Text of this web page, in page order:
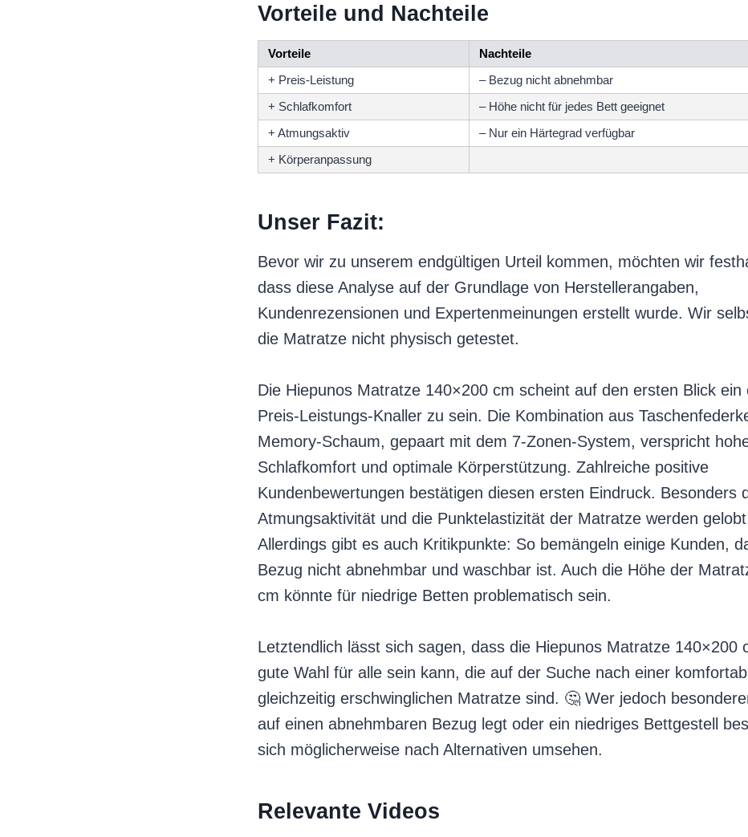
Vorteile und Nachteile
Vorteile
Nachteile
+ Preis-Leistung
– Bezug nicht abnehmbar
+ Schlafkomfort
– Höhe nicht für jedes Bett geeignet
+ Atmungsaktiv
– Nur ein Härtegrad verfügbar
+ Körperanpassung
Unser Fazit:
Bevor wir zu unserem endgültigen Urteil kommen, möchten wir
dass diese Analyse auf der Grundlage von Herstellerangaben,
Kundenrezensionen und Expertenmeinungen erstellt wurde. Wir
die Matratze nicht physisch getestet.
Die Hiepunos Matratze 140×200 cm scheint auf den ersten Blick ein
Preis-Leistungs-Knaller zu sein. Die Kombination aus
Memory-Schaum, gepaart mit dem 7-Zonen-System, verspricht
Schlafkomfort und optimale Körperstützung. Zahlreiche positive
Kundenbewertungen bestätigen diesen ersten Eindruck. Besonders
Atmungsaktivität und die Punktelastizität der Matratze werden
Allerdings gibt es auch Kritikpunkte: So bemängeln einige Kunden,
Bezug nicht abnehmbar und waschbar ist. Auch die Höhe der
cm könnte für niedrige Betten problematisch sein.
Letztendlich lässt sich sagen, dass die Hiepunos Matratze 140×200
gute Wahl für alle sein kann, die auf der Suche nach einer
gleichzeitig erschwinglichen Matratze sind. 🤔 Wer jedoch
auf einen abnehmbaren Bezug legt oder ein niedriges Bettgestell
sich möglicherweise nach Alternativen umsehen.
Relevante Videos